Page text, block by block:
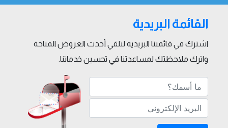
القائمة البريدية
اشترك في قائمتنا البريدية لتلقي أحدث العروض المتاحة
واترك ملاحظتك لمساعدتنا في تحسين خدماتنا.